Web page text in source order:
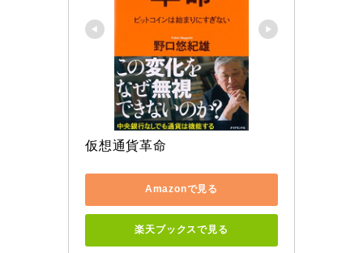
仮想通貨革命
Amazonで見る
楽天ブックスで見る